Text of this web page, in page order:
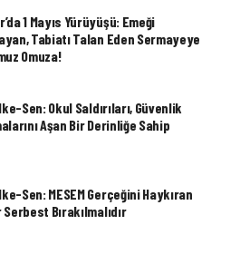
1 Mayıs Yürüyüşü: Emeği
Tabiatı Talan Eden Sermayeye
Omuza!
Sen: Okul Saldırıları, Güvenlik
Aşan Bir Derinliğe Sahip
Sen: MESEM Gerçeğini Haykıran
Bırakılmalıdır